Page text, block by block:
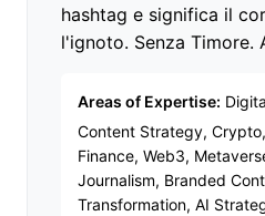
hashtag e significa il
l'ignoto. Senza Timore.
Areas of Expertise:
Content Strategy,
Finance, Web3,
Journalism, Branded
Transformation, AI